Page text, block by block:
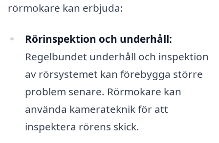
rörmokare kan erbjuda:
Rörinspektion och underhåll:
Regelbundet underhåll och inspektion
av rörsystemet kan förebygga större
problem senare. Rörmokare kan
använda kamerateknik för att
inspektera rörens skick.